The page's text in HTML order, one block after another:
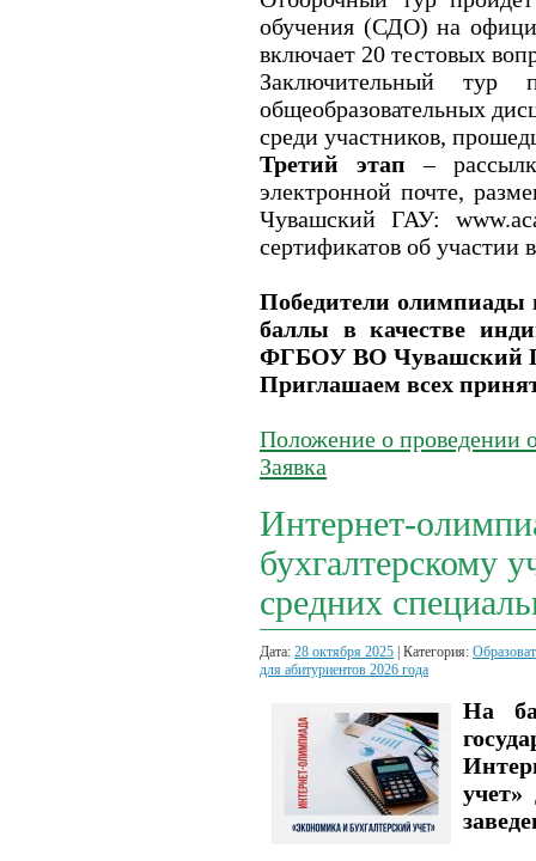
обучения (СДО) на
включает 20 тестовых
Заключительный
общеобразовательных
среди участников,
Третий этап –
электронной почте,
Чувашский ГАУ:
сертификатов об участии
Победители олимпиады
баллы в качестве
ФГБОУ ВО Чувашский
Приглашаем всех
Положение о проведении
Заявка
Интернет-
бухгалтерскому
средних
Дата: 28 октября 2025 | Категория:
для абитуриентов 2026 года
На
учет»